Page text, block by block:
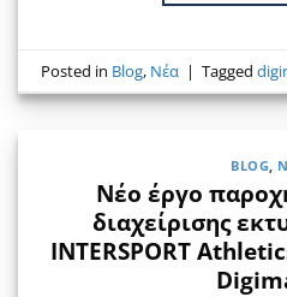
Posted in Blog, Νέα | Tagged
BLOG,
Νέο έργο
διαχείρισης
INTERSPORT